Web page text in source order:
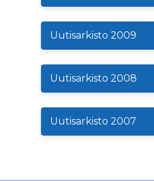
Uutisarkisto 2009
Uutisarkisto 2008
Uutisarkisto 2007